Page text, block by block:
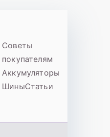
Советы
покупателям
Аккумуляторы
ШиныСтатьи